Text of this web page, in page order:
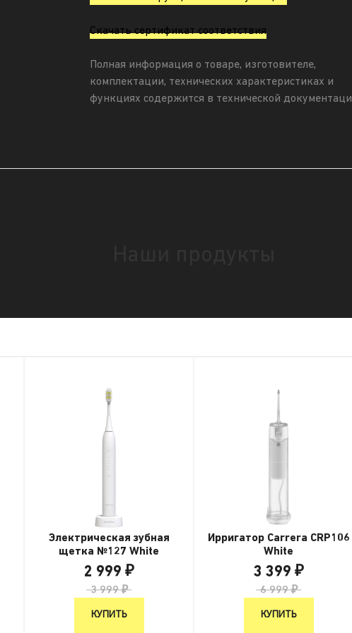
Скачать сертификат соответствия
Полная информация о товаре, изготовителе,
комплектации, технических характеристиках и
функциях содержится в технической
Электрическая зубная
щетка №127 White
2 999 ₽
3 999 ₽
КУПИТЬ
Ирригатор Carrera CRP106
White
3 399 ₽
6 999 ₽
КУПИТЬ